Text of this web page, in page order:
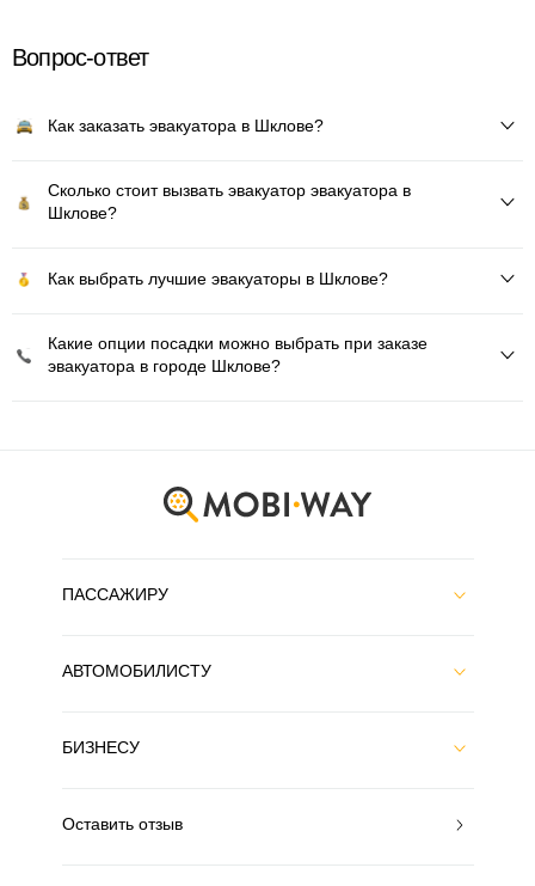
Вопрос-ответ
Как заказать эвакуатора в Шклове?
Сколько стоит вызвать эвакуатор эвакуатора в
Шклове?
Как выбрать лучшие эвакуаторы в Шклове?
Какие опции посадки можно выбрать при заказе
эвакуатора в городе Шклове?
ПАССАЖИРУ
АВТОМОБИЛИСТУ
БИЗНЕСУ
Оставить отзыв